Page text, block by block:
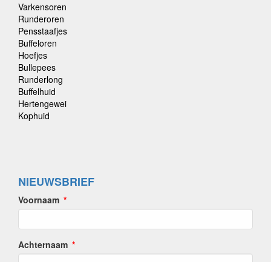
Varkensoren
Runderoren
Pensstaafjes
Buffeloren
Hoefjes
Bullepees
Runderlong
Buffelhuid
Hertengewei
Kophuid
NIEUWSBRIEF
Voornaam
Achternaam